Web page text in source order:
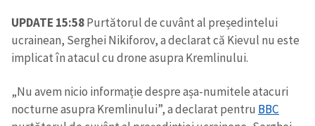
UPDATE 15:58Purtătorul de cuvânt al președintelui
ucrainean, Serghei Nikiforov, a declarat că Kievul nu este
implicat în atacul cu drone asupra Kremlinului.
„Nu avem nicio informație despre așa-numitele atacuri
nocturne asupra Kremlinului”, a declarat pentru BBC